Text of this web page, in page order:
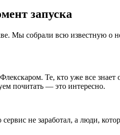
запуска
Мы собрали всю известную о
Те, кто уже все
почитать — это интересно.
не заработал, а люди,